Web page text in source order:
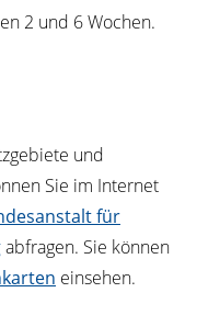
2 und 6 Wochen.
und
Sie im Internet
für
abfragen. Sie können
einsehen.